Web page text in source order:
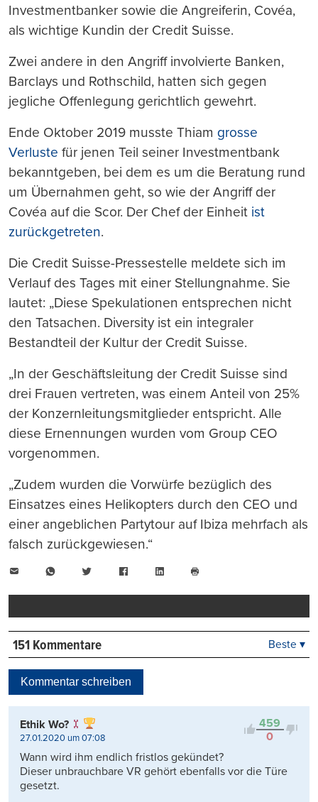
Investmentbanker sowie die Angreiferin, Covéa,
als wichtige Kundin der Credit Suisse.
Zwei andere in den Angriff involvierte Banken,
Barclays und Rothschild, hatten sich gegen
jegliche Offenlegung gerichtlich gewehrt.
Ende Oktober 2019 musste Thiam grosse
Verluste für jenen Teil seiner Investmentbank
bekanntgeben, bei dem es um die Beratung rund
um Übernahmen geht, so wie der Angriff der
Covéa auf die Scor. Der Chef der Einheit ist
zurückgetreten.
Die Credit Suisse-Pressestelle meldete sich im
Verlauf des Tages mit einer Stellungnahme. Sie
lautet: „Diese Spekulationen entsprechen nicht
den Tatsachen. Diversity ist ein integraler
Bestandteil der Kultur der Credit Suisse.
„In der Geschäftsleitung der Credit Suisse sind
drei Frauen vertreten, was einem Anteil von 25%
der Konzernleitungsmitglieder entspricht. Alle
diese Ernennungen wurden vom Group CEO
vorgenommen.
„Zudem wurden die Vorwürfe bezüglich des
Einsatzes eines Helikopters durch den CEO und
einer angeblichen Partytour auf Ibiza mehrfach als
falsch zurückgewiesen.“
WhatsAppTwitter FacebookLinkedIn
drucken
151 Kommentare
Kontrovers
Beste ▾
Kommentar schreiben
459
0
Ethik Wo?
27.01.2020 um 07:08
Wann wird ihm endlich fristlos gekündet?
Dieser unbrauchbare VR gehört ebenfalls vor die Türe
gesetzt.